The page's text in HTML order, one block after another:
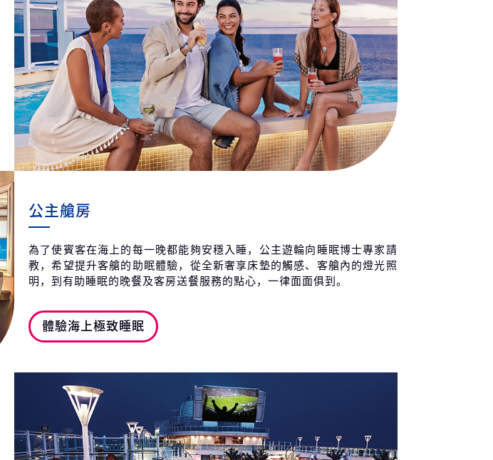
公主艙房
為了使賓客在海上的每一晚都能夠安穩入睡，公主遊輪向睡眠博士專家請
教，希望提升客艙的助眠體驗，從全新奢享床墊的觸感、客艙內的燈光照
明，到有助睡眠的晚餐及客房送餐服務的點心，一律面面俱到。
體驗海上極致睡眠